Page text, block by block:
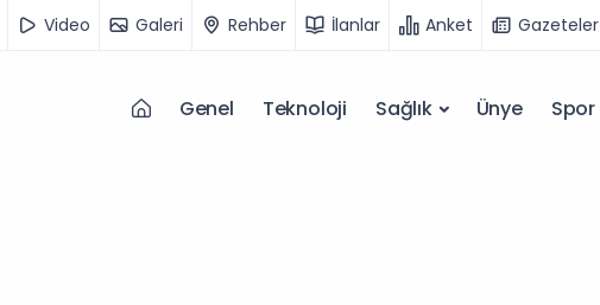
Video Galeri Rehber İlanlar Anket Gazeteler
Genel Teknoloji Sağlık Ünye Spor